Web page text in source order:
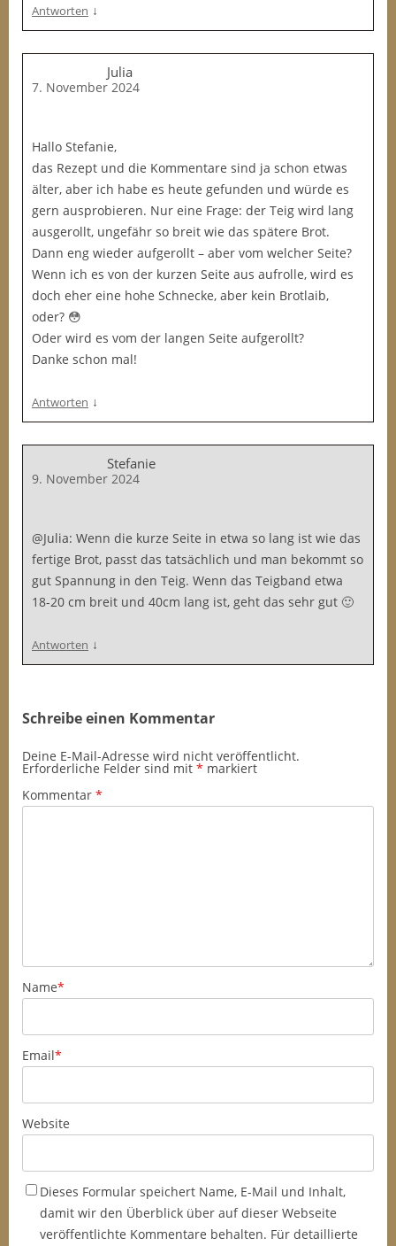
Antworten ↓
Julia
7. November 2024
Hallo Stefanie,
das Rezept und die Kommentare sind ja schon etwas
älter, aber ich habe es heute gefunden und würde es
gern ausprobieren. Nur eine Frage: der Teig wird lang
ausgerollt, ungefähr so breit wie das spätere Brot.
Dann eng wieder aufgerollt – aber vom welcher Seite?
Wenn ich es von der kurzen Seite aus aufrolle, wird es
doch eher eine hohe Schnecke, aber kein Brotlaib,
oder? 😳
Oder wird es vom der langen Seite aufgerollt?
Danke schon mal!
Antworten ↓
Stefanie
9. November 2024
@Julia: Wenn die kurze Seite in etwa so lang ist wie das
fertige Brot, passt das tatsächlich und man bekommt so
gut Spannung in den Teig. Wenn das Teigband etwa
18-20 cm breit und 40cm lang ist, geht das sehr gut 🙂
Antworten ↓
Schreibe einen Kommentar
Deine E-Mail-Adresse wird nicht veröffentlicht.
Erforderliche Felder sind mit * markiert
Kommentar *
Name*
Email*
Website
Dieses Formular speichert Name, E-Mail und Inhalt,
damit wir den Überblick über auf dieser Webseite
veröffentlichte Kommentare behalten. Für detaillierte